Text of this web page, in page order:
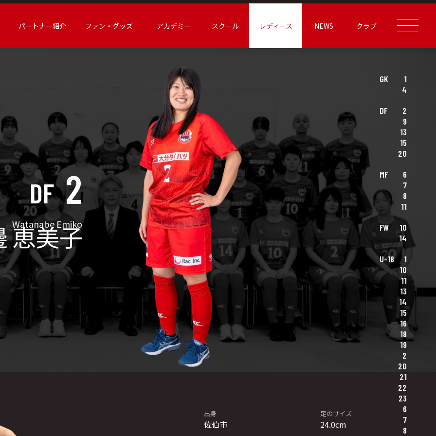
パートナー紹介 ファン・グッズ アカデミー スクール レディース NEWS クラブ
DF 2
Watanabe Emiko
恵美子
GK
1
4
DF
2
9
13
15
20
MF
6
7
8
11
FW
10
14
U-18
1
10
11
13
14
15
16
18
19
2
20
21
22
23
6
7
8
出身
佐伯市
足のサイズ
24.0cm